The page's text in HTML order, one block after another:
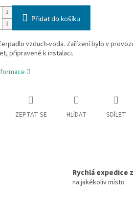
Přidat do košíku
vzduch-voda. Zařízení bylo v
připravené k instalaci.
ZEPTAT SE HLÍDAT SDÍLET
Rychlá expedice
na jakékoliv místo